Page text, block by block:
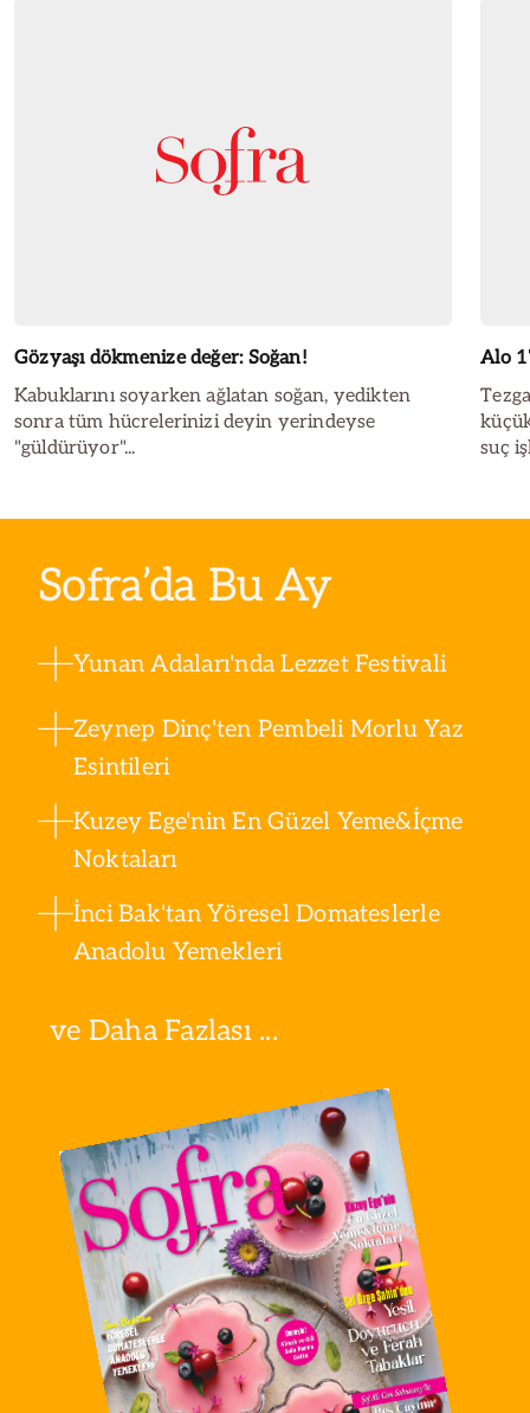
Gözyaşı dökmenize değer: Soğan!
Kabuklarını soyarken ağlatan soğan, yedikten
sonra tüm hücrelerinizi deyin yerindeyse
"güldürüyor"...
Alo
suç
Sofra’da Bu Ay
Yunan Adaları'nda Lezzet Festivali
Zeynep Dinç'ten Pembeli Morlu Yaz
Esintileri
Kuzey Ege'nin En Güzel Yeme&İçme
Noktaları
İnci Bak'tan Yöresel Domateslerle
Anadolu Yemekleri
ve Daha Fazlası ...